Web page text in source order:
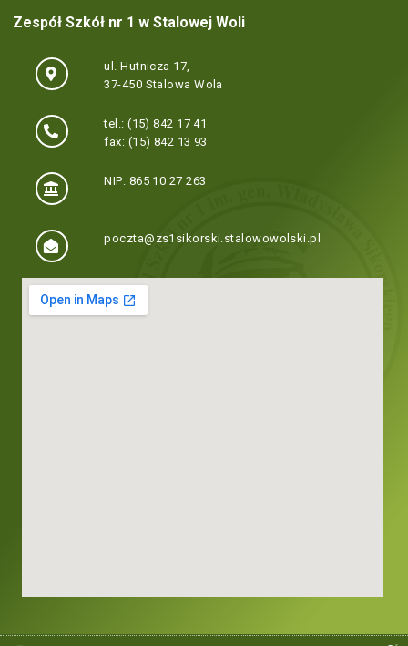
Zespół Szkół nr 1 w Stalowej Woli
ul. Hutnicza 17,
37-450 Stalowa Wola
tel.: (15) 842 17 41
fax: (15) 842 13 93
NIP: 865 10 27 263
poczta@zs1sikorski.stalowowolski.pl